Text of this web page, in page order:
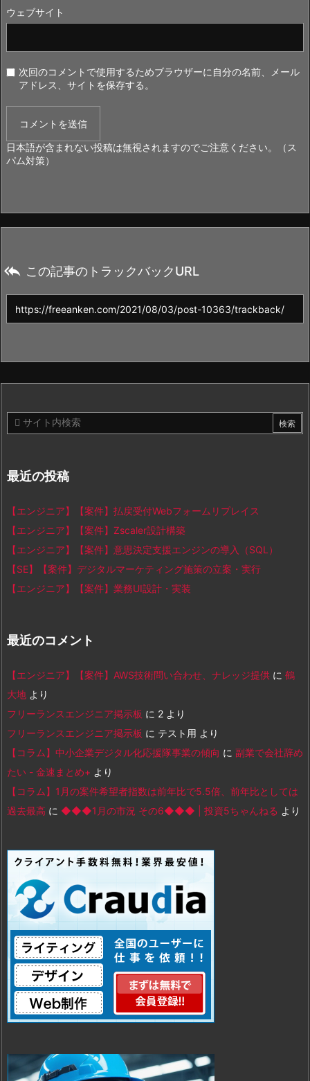
ウェブサイト
次回のコメントで使用するためブラウザーに自分の名前、メール
アドレス、サイトを保存する。
日本語が含まれない投稿は無視されますのでご注意ください。（ス
パム対策）
 この記事のトラックバックURL
最近の投稿
【エンジニア】【案件】払戻受付Webフォームリプレイス
【エンジニア】【案件】Zscaler設計構築
【エンジニア】【案件】意思決定支援エンジンの導入（SQL）
【SE】【案件】デジタルマーケティング施策の立案・実行
【エンジニア】【案件】業務UI設計・実装
最近のコメント
【エンジニア】【案件】AWS技術問い合わせ、ナレッジ提供 に 鶴
大地 より
フリーランスエンジニア掲示板 に 2 より
フリーランスエンジニア掲示板 に テスト用 より
【コラム】中小企業デジタル化応援隊事業の傾向 に 副業で会社辞め
たい - 金速まとめ+ より
【コラム】1月の案件希望者指数は前年比で5.5倍、前年比としては
過去最高 に ◆◆◆1月の市況 その6◆◆◆ | 投資5ちゃんねる より